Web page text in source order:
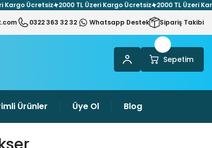
Ücretsiz 2000 TL Üzeri Kargo Ücretsiz 2000 TL Üzeri Kargo
0322 363 32 32 Whatsapp Destek Sipariş Takibi
Sepetim
Ürünler Üye Ol Blog